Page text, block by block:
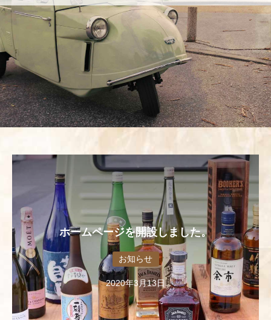
お問い合わせ
ホームページを開設しました。
お知らせ
2020年3月13日